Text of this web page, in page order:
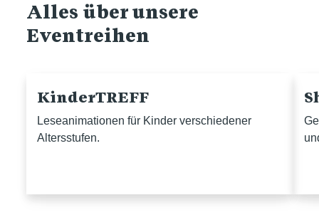
Alles über unsere
Eventreihen
KinderTREFF
Leseanimationen für Kinder verschiedener
Altersstufen.